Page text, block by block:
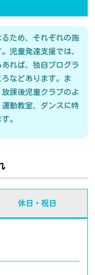
ため、それぞれの施
児童発達支援では、
れば、独自プログラ
などあります。ま
課後児童クラブのよ
動教室、ダンスに特
。
休日・祝日